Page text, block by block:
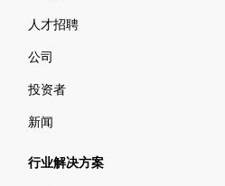
人才招聘
公司
投资者
新闻
行业解决方案